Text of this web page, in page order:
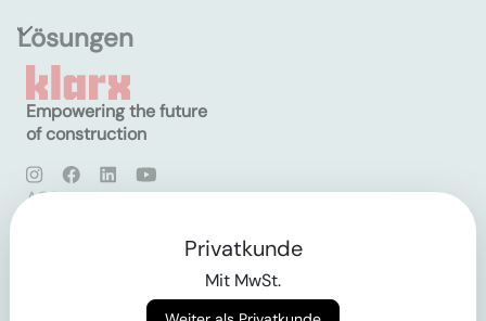
Lösungen
Empowering the future
of construction
AGB
Privatkunde
Mit MwSt.